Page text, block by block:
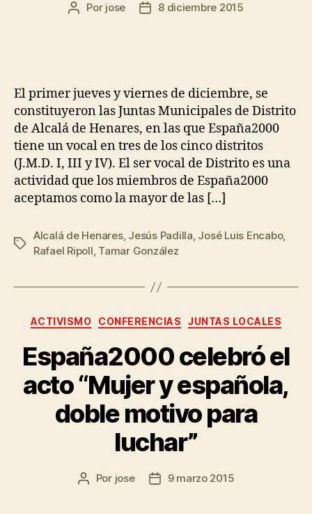
Por jose 8 diciembre 2015
El primer jueves y viernes de diciembre, se
constituyeron las Juntas Municipales de Distrito
de Alcalá de Henares, en las que España2000
tiene un vocal en tres de los cinco distritos
(J.M.D. I, III y IV). El ser vocal de Distrito es una
actividad que los miembros de España2000
aceptamos como la mayor de las […]
Alcalá de Henares, Jesús Padilla, José Luis Encabo,
Rafael Ripoll, Tamar González
ACTIVISMO CONFERENCIAS JUNTAS LOCALES
España2000 celebró el
acto “Mujer y española,
doble motivo para
luchar”
Por jose 9 marzo 2015